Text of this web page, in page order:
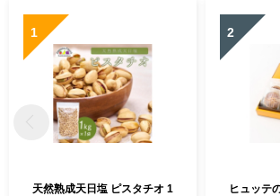
1
天然熟成天日塩 ピスタチオ 1
2
ヒュッテ